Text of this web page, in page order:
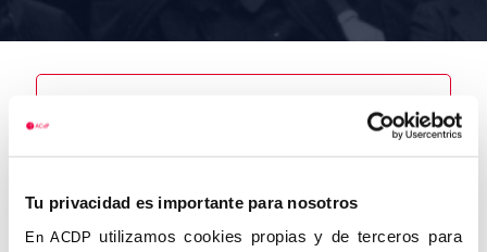
Tu privacidad es importante para nosotros
En ACDP utilizamos cookies propias y de terceros para
Nombre
López de Roa,
José